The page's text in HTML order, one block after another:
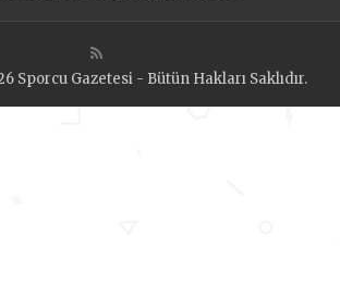
Sporcu Gazetesi - Bütün Hakları Saklıdır.